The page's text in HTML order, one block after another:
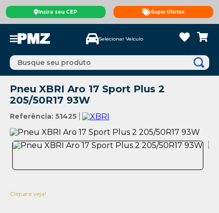
Insira seu CEP Super Ofertas
Selecionar Veículo
Busque seu produto
Pneu XBRI Aro 17 Sport Plus 2
205/50R17 93W
Referência: 51425
Clique e veja!